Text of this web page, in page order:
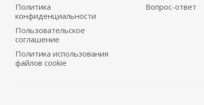
Политика
конфиденциальности
Пользовательское
соглашение
Политика использования
файлов cookie
Вопрос-ответ